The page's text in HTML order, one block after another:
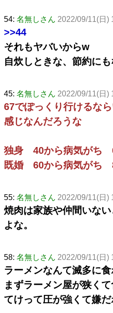
54: 名無しさん 2022/09/11(日)
>>44
それもヤバいからw
自炊しときな、節約にも
45: 名無しさん 2022/09/11(日)
67でぽっくり行けるな
感じなんだろうな
独身 40から病気がち
既婚 60から病気がち
55: 名無しさん 2022/09/11(日)
焼肉は家族や仲間いな
よな。
58: 名無しさん 2022/09/11(日)
ラーメンなんて滅多に
まずラーメン屋が狭く
てけって圧が強くて嫌だ